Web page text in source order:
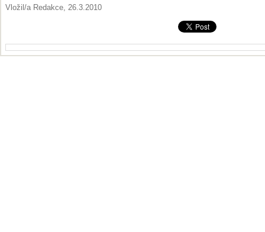
Vložil/a Redakce, 26.3.2010